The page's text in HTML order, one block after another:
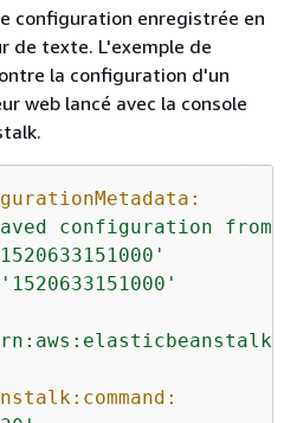
configuration enregistrée en
de texte. L'exemple de
la configuration d'un
web lancé avec la console
configuration from
'1520633151000'